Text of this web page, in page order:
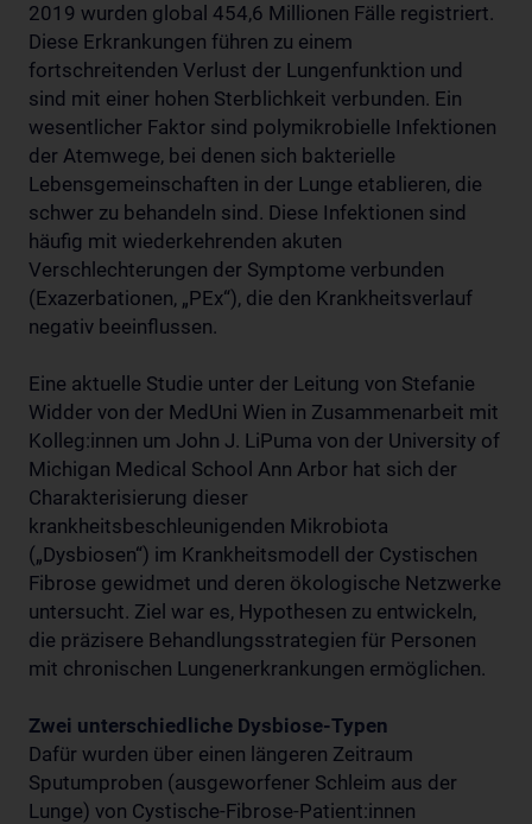
2019 wurden global 454,6 Millionen Fälle registriert.
Diese Erkrankungen führen zu einem
fortschreitenden Verlust der Lungenfunktion und
sind mit einer hohen Sterblichkeit verbunden. Ein
wesentlicher Faktor sind polymikrobielle Infektionen
der Atemwege, bei denen sich bakterielle
Lebensgemeinschaften in der Lunge etablieren, die
schwer zu behandeln sind. Diese Infektionen sind
häufig mit wiederkehrenden akuten
Verschlechterungen der Symptome verbunden
(Exazerbationen, „PEx“), die den Krankheitsverlauf
negativ beeinflussen.
Eine aktuelle Studie unter der Leitung von Stefanie
Widder von der MedUni Wien in Zusammenarbeit mit
Kolleg:innen um John J. LiPuma von der University of
Michigan Medical School Ann Arbor hat sich der
Charakterisierung dieser
krankheitsbeschleunigenden Mikrobiota
(„Dysbiosen“) im Krankheitsmodell der Cystischen
Fibrose gewidmet und deren ökologische Netzwerke
untersucht. Ziel war es, Hypothesen zu entwickeln,
die präzisere Behandlungsstrategien für Personen
mit chronischen Lungenerkrankungen ermöglichen.
Zwei unterschiedliche Dysbiose-Typen
Dafür wurden über einen längeren Zeitraum
Sputumproben (ausgeworfener Schleim aus der
Lunge) von Cystische-Fibrose-Patient:innen